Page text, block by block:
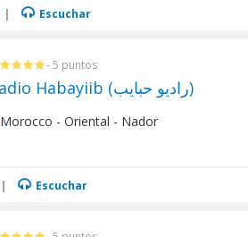
| Escuchar
- 5 puntos
Radio Habayiib (راديو حبايب)
Morocco - Oriental - Nador
| Escuchar